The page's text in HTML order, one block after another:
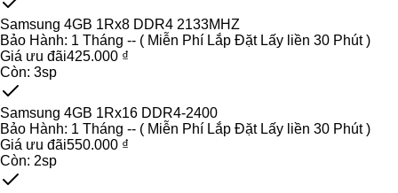
Samsung 4GB 1Rx8 DDR4 2133MHZ
Bảo Hành: 1 Tháng -- ( Miễn Phí Lắp Đặt Lấy liền 30 Phút )
Giá ưu đãi425.000 ₫
Còn: 3sp
Samsung 4GB 1Rx16 DDR4-2400
Bảo Hành: 1 Tháng -- ( Miễn Phí Lắp Đặt Lấy liền 30 Phút )
Giá ưu đãi550.000 ₫
Còn: 2sp